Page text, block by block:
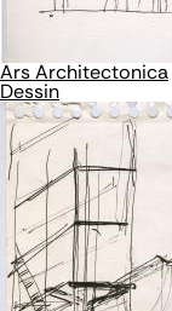
Ars Architectonica
Dessin